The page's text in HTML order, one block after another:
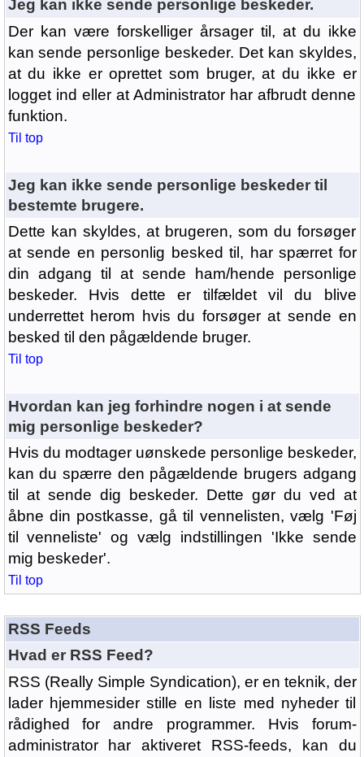
Jeg kan ikke sende personlige beskeder.
Der kan være forskelliger årsager til, at du ikke
kan sende personlige beskeder. Det kan skyldes,
at du ikke er oprettet som bruger, at du ikke er
logget ind eller at Administrator har afbrudt denne
funktion.
Til top
Jeg kan ikke sende personlige beskeder til
bestemte brugere.
Dette kan skyldes, at brugeren, som du forsøger
at sende en personlig besked til, har spærret for
din adgang til at sende ham/hende personlige
beskeder. Hvis dette er tilfældet vil du blive
underrettet herom hvis du forsøger at sende en
besked til den pågældende bruger.
Til top
Hvordan kan jeg forhindre nogen i at sende
mig personlige beskeder?
Hvis du modtager uønskede personlige beskeder,
kan du spærre den pågældende brugers adgang
til at sende dig beskeder. Dette gør du ved at
åbne din postkasse, gå til vennelisten, vælg 'Føj
til venneliste' og vælg indstillingen 'Ikke sende
mig beskeder'.
Til top
RSS Feeds
Hvad er RSS Feed?
RSS (Really Simple Syndication), er en teknik, der
lader hjemmesider stille en liste med nyheder til
rådighed for andre programmer. Hvis forum-
administrator har aktiveret RSS-feeds, kan du